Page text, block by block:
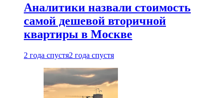
Аналитики назвали стоимость
самой дешевой вторичной
квартиры в Москве
2 года спустя2 года спустя